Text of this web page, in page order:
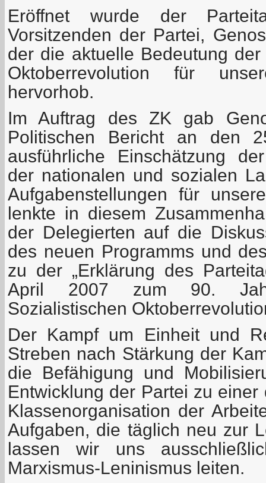
Eröffnet wurde der
Vorsitzenden der Partei,
der die aktuelle Bedeutung
Oktoberrevolution für
hervorhob.
Im Auftrag des ZK gab
Politischen Bericht an den
ausführliche Einschätzung
der nationalen und sozialen
Aufgabenstellungen für
lenkte in diesem
der Delegierten auf die
des neuen Programms und
zu der „Erklärung des
April 2007 zum 90.
Sozialistischen
Der Kampf um Einheit und
Streben nach Stärkung der
die Befähigung und
Entwicklung der Partei zu
Klassenorganisation der
Aufgaben, die täglich neu zur
lassen wir uns
Marxismus-Leninismus leiten.